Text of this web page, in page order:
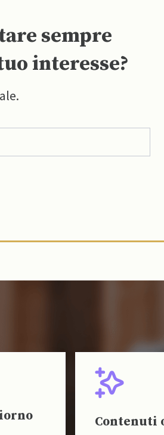
sempre
interesse?
Contenuti